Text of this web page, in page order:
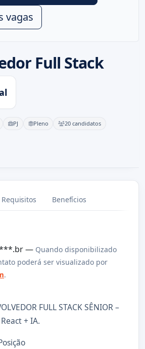
Full Stack
PJ Pleno
20 candidatos
vagas
Requisitos Benefícios
— Quando disponibilizado
poderá ser visualizado por
.
FULL STACK SÊNIOR –
+ IA.